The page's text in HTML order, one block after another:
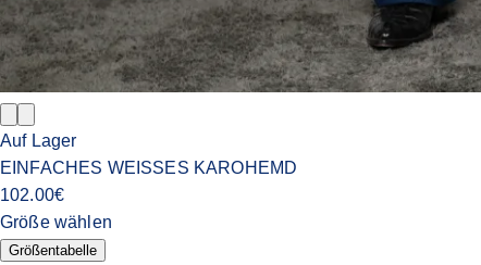
Auf Lager
EINFACHES WEISSES KAROHEMD
102.00€
Größe wählen
Größentabelle